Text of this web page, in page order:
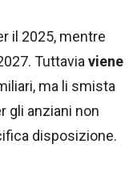
il 2025, mentre
Tuttavia viene
ma li smista
gli anziani non
disposizione.